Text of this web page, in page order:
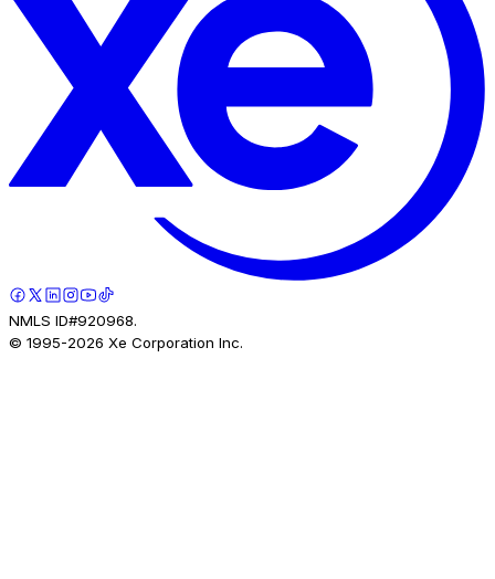
NMLS ID#920968.
© 1995-2026 Xe Corporation Inc.